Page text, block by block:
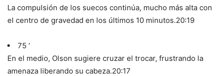
La compulsión de los suecos continúa, mucho más alta con
el centro de gravedad en los últimos 10 minutos.20:19
75 ‘
En el medio, Olson sugiere cruzar el trocar, frustrando la
amenaza liberando su cabeza.20:17